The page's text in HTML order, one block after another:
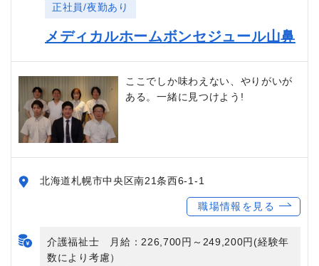
正社員/夜勤あり
メディカルホームボンセジュール山鼻
ここでしか味わえない、やりがいが
ある。一緒に見つけよう!
北海道札幌市中央区南21条西6-1-1
職場情報を見る
介護福祉士 月給：226,700円～249,200円(経験年
数により考慮）